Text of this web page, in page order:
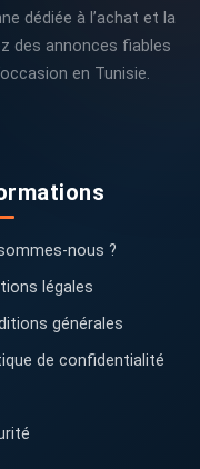
dédiée à l’achat et la
des annonces fiables
en Tunisie.
nous ?
légales
générales
de confidentialité